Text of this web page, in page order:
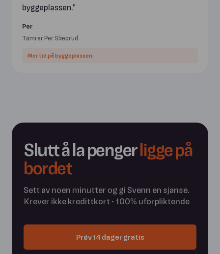
byggeplassen.
Per
Tømrer Per Slæprud
Mer tid på byggeplassen
Slutt å la pengerligge på
bordet
Sett av noen minutter og gi Svenn en sjanse.
Krever ikke kredittkort • 100% uforpliktende
Prøv 14 dager gratis